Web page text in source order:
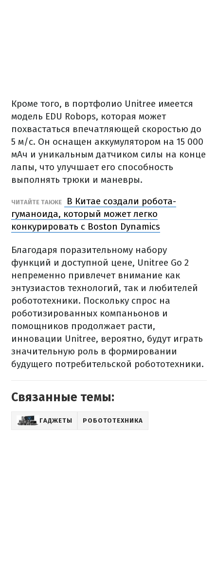
Кроме того, в портфолио Unitree имеется
модель EDU Robops, которая может
похвастаться впечатляющей скоростью до
5 м/с. Он оснащен аккумулятором на 15 000
мАч и уникальным датчиком силы на конце
лапы, что улучшает его способность
выполнять трюки и маневры.
ЧИТАЙТЕ ТАКЖЕ
В Китае создали робота-
гуманоида, который может легко
конкурировать с Boston Dynamics
Благодаря поразительному набору
функций и доступной цене, Unitree Go 2
непременно привлечет внимание как
энтузиастов технологий, так и любителей
робототехники. Поскольку спрос на
роботизированных компаньонов и
помощников продолжает расти,
инновации Unitree, вероятно, будут играть
значительную роль в формировании
будущего потребительской робототехники.
Связанные темы:
ГАДЖЕТЫ РОБОТОТЕХНИКА